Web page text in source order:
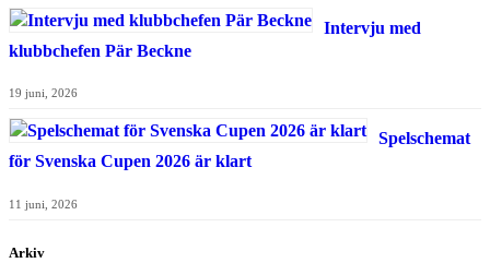
Intervju med
klubbchefen Pär Beckne
19 juni, 2026
Spelschemat
för Svenska Cupen 2026 är klart
11 juni, 2026
Arkiv